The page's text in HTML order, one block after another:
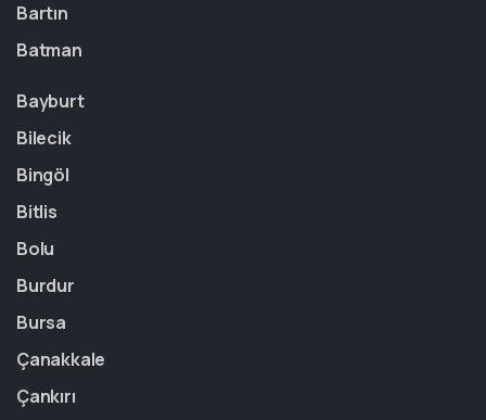
Bartın
Batman
Bayburt
Bilecik
Bingöl
Bitlis
Bolu
Burdur
Bursa
Çanakkale
Çankırı